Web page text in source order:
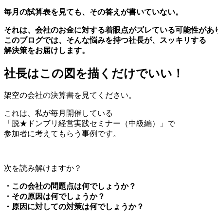
毎月の試算表を見ても、その答えが書いていない。
それは、会社のお金に対する着眼点がズレている可能性があ
このブログでは、そんな悩みを持つ社長が、スッキリする
解決策をお届けします。
社長はこの図を描くだけでいい！
架空の会社の決算書を見てください。
これは、私が毎月開催している
「脱★ドンブリ経営実践セミナー（中級編）」で
参加者に考えてもらう事例です。
次を読み解けますか？
・この会社の問題点は何でしょうか？
・その原因は何でしょうか？
・原因に対しての対策は何でしょうか？